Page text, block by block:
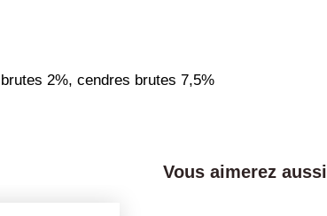
2%, cendres brutes 7,5%
Vous aimerez aussi